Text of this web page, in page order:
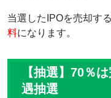
当選したIPOを売却する
料になります。
【抽選】70％
遇抽選